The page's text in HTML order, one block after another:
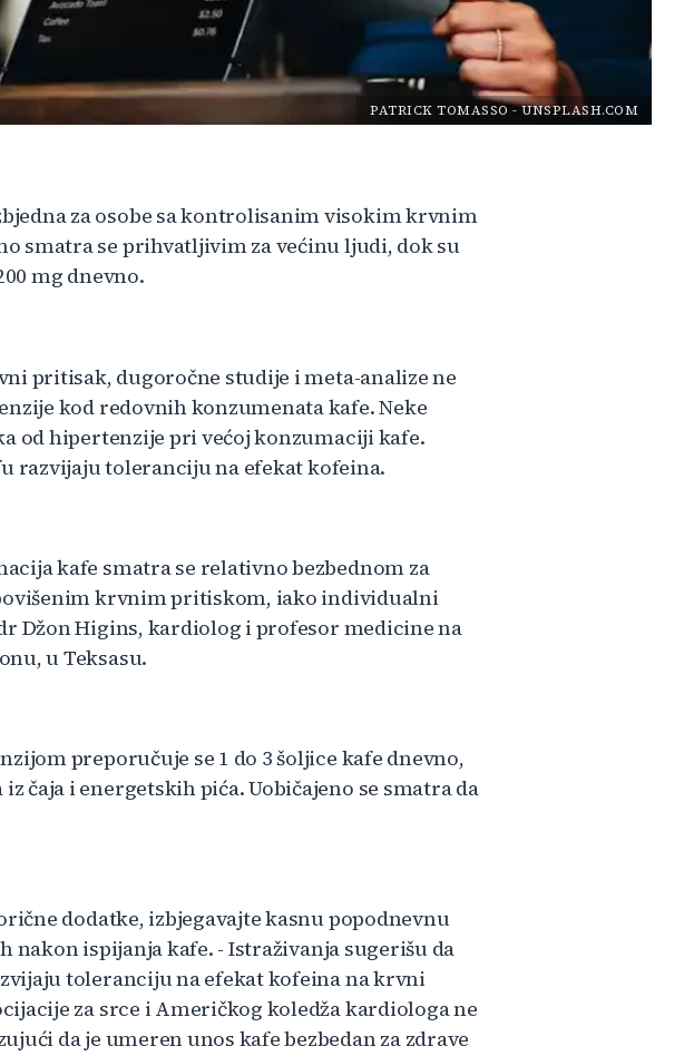
PATRICK TOMASSO-UNSPLASH.COM
za osobe sa kontrolisanim visokim krvnim
smatra se prihvatljivim za većinu ljudi, dok su
mg dnevno.
pritisak, dugoročne studije i meta-analize ne
kod redovnih konzumenata kafe. Neke
od hipertenzije pri većoj konzumaciji kafe.
razvijaju toleranciju na efekat kofeina.
kafe smatra se relativno bezbednom za
krvnim pritiskom, iako individualni
Džon Higins, kardiolog i profesor medicine na
u Teksasu.
preporučuje se 1 do 3 šoljice kafe dnevno,
čaja i energetskih pića. Uobičajeno se smatra da
dodatke, izbjegavajte kasnu popodnevnu
nakon ispijanja kafe. - Istraživanja sugerišu da
toleranciju na efekat kofeina na krvni
za srce i Američkog koledža kardiologa ne
da je umeren unos kafe bezbedan za zdrave